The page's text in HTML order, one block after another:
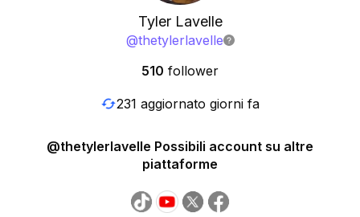
Tyler Lavelle
@thetylerlavelle
510 follower
231 aggiornato giorni fa
@thetylerlavelle Possibili account su altre
piattaforme